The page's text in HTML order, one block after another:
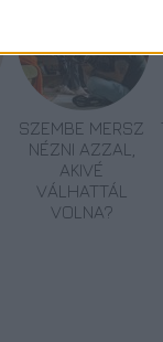
SZEMBE MERSZ
NÉZNI AZZAL,
AKIVÉ
VÁLHATTÁL
VOLNA?